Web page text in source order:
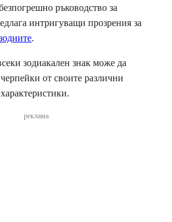
ръководство за
интригуващи прозрения за
.
зодиакален знак може да
от своите различни
реклама